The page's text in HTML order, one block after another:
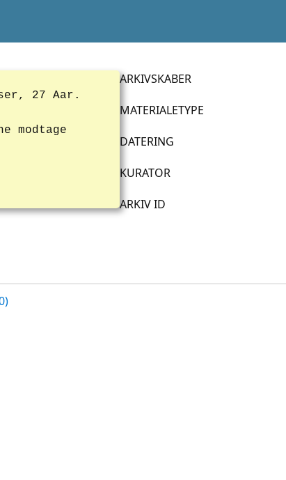
27 Aar.
modtage
ARKIVSKABER
MATERIALETYPE
DATERING
KURATOR
ARKIV ID